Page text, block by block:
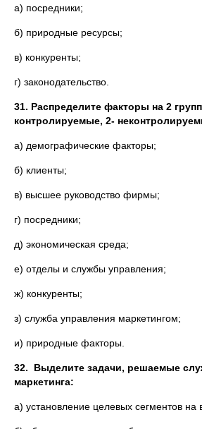
а) посредники;
б) природные ресурсы;
в) конкуренты;
г) законодательство.
31. Распределите факторы на 2
контролируемые, 2-
а) демографические факторы;
б) клиенты;
в) высшее руководство фирмы;
г) посредники;
д) экономическая среда;
е) отделы и службы управления;
ж) конкуренты;
з) служба управления маркетингом;
и) природные факторы.
32. Выделите задачи, решаемые
маркетинга:
а) установление целевых сегментов